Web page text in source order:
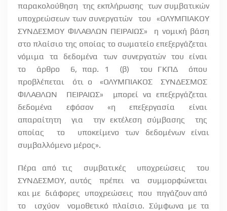
παρακολούθηση της εκπλήρωσης των συμβατικών
υποχρεώσεων των συνεργατών
του
«ΟΛΥΜΠΙΑΚΟΥ
ΣΥΝΔΕΣΜΟΥ ΦΙΛΑΘΛΩΝ ΠΕΙΡΑΙΩΣ»
η νομική βάση
στο πλαίσιο της οποίας το σωματείο επεξεργάζεται
νόμιμα
τα δεδομένα των συνεργατών του είναι
το
άρθρο 6, παρ. 1 (β) του ΓΚΠΔ
όπου
προβλέπεται
ότι ο «ΟΛΥΜΠΙΑΚΟΣ
ΣΥΝΔΕΣΜΟΣ
ΦΙΛΑΘΛΩΝ
ΠΕΙΡΑΙΩΣ»
μπορεί να επεξεργάζεται
δεδομένα
εφόσον «η επεξεργασία
είναι
απαραίτητη
για την εκτέλεση σύμβασης
της
οποίας
το
υποκείμενο των δεδομένων είναι
συμβαλλόμενο μέρος».
Πέρα από τις συμβατικές υποχρεώσεις
του
ΣΥΝΔΕΣΜΟΥ, αυτός
πρέπει να
συμμορφώνεται
και με διάφορες υποχρεώσεις που πηγάζουν από
το
ισχύον
νομοθετικό πλαίσιο. Σύμφωνα με τα